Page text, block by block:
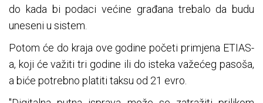
do kada bi podaci većine građana trebalo da budu
uneseni u sistem.
Potom će do kraja ove godine početi primjena ETIAS-
a, koji će važiti tri godine ili do isteka važećeg pasoša,
a biće potrebno platiti taksu od 21 evro.